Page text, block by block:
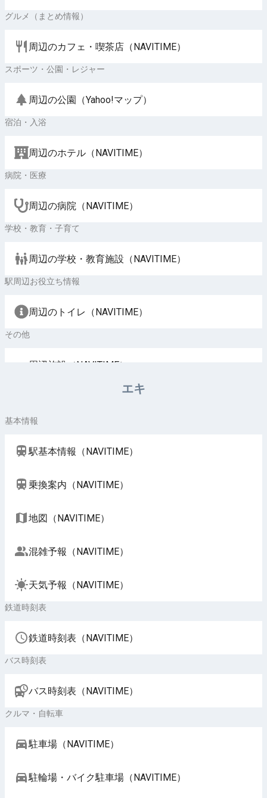
グルメ（まとめ情報）
周辺のカフェ・喫茶店（NAVITIME）
スポーツ・公園・レジャー
周辺の公園（Yahoo!マップ）
宿泊・入浴
周辺のホテル（NAVITIME）
病院・医療
周辺の病院（NAVITIME）
学校・教育・子育て
周辺の学校・教育施設（NAVITIME）
駅周辺お役立ち情報
周辺のトイレ（NAVITIME）
その他
周辺施設（NAVITIME）
エキ
基本情報
駅基本情報（NAVITIME）
乗換案内（NAVITIME）
地図（NAVITIME）
混雑予報（NAVITIME）
天気予報（NAVITIME）
鉄道時刻表
鉄道時刻表（NAVITIME）
バス時刻表
バス時刻表（NAVITIME）
クルマ・自転車
駐車場（NAVITIME）
駐輪場・バイク駐車場（NAVITIME）